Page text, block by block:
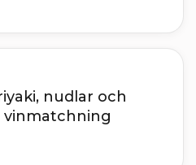
nudlar och
vinmatchning